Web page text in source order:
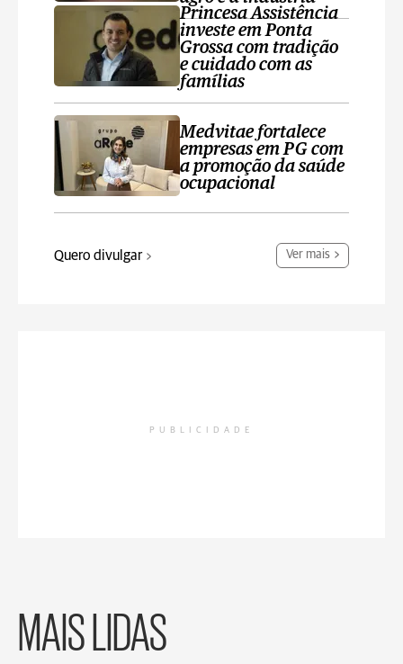
Princesa Assistência
investe em Ponta
Grossa com tradição
e cuidado com as
famílias
Medvitae fortalece
empresas em PG com
a promoção da saúde
ocupacional
Quero divulgar Ver mais
PUBLICIDADE
MAIS LIDAS